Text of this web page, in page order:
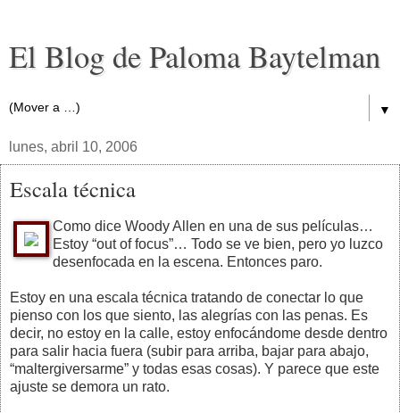
El Blog de Paloma Baytelman
▼
lunes, abril 10, 2006
Escala técnica
Como dice Woody Allen en una de sus películas…
Estoy “out of focus”… Todo se ve bien, pero yo luzco
desenfocada en la escena. Entonces paro.
Estoy en una escala técnica tratando de conectar lo que
pienso con los que siento, las alegrías con las penas. Es
decir, no estoy en la calle, estoy enfocándome desde dentro
para salir hacia fuera (subir para arriba, bajar para abajo,
“maltergiversarme” y todas esas cosas). Y parece que este
ajuste se demora un rato.